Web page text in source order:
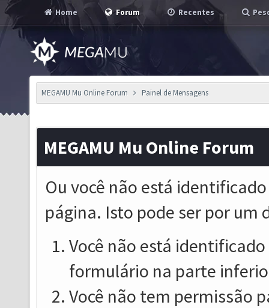
Home Forum Recentes
MEGAMU Mu Online Forum Painel de Mensagens
MEGAMU Mu Online Forum
Ou você não está
página. Isto pode ser por um
Você não está
formulário na parte
Você não tem permissão